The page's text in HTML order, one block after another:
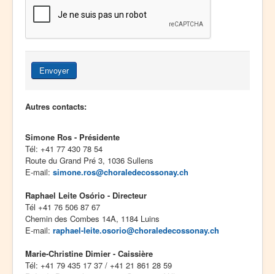
Envoyer
Autres contacts:
Simone Ros - Présidente
Tél: +41 77 430 78 54
Route du Grand Pré 3, 1036 Sullens
E-mail: simone.ros@choraledecossonay.ch
Raphael Leite Osório - Directeur
Tél +41 76 506 87 67
Chemin des Combes 14A, 1184 Luins
E-mail: raphael-leite.osorio@choraledecossonay.ch
Marie-Christine Dimier - Caissière
Tél: +41 79 435 17 37 / +41 21 861 28 59